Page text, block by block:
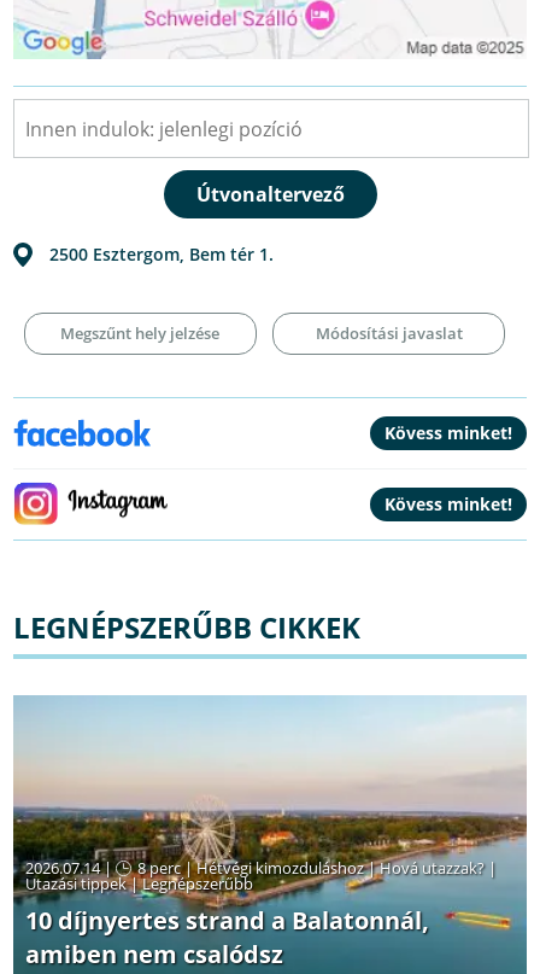
2500 Esztergom, Bem tér 1.
Megszűnt hely jelzése Módosítási javaslat
LEGNÉPSZERŰBB CIKKEK
2026.07.14 | 8 perc|Hétvégi kimozduláshoz|Hová utazzak? |
Utazási tippek|Legnépszerűbb
10 díjnyertes strand a Balatonnál,
amiben nem csalódsz